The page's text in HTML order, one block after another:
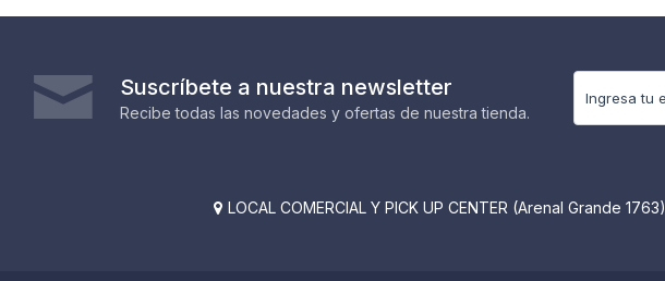
Suscríbete a nuestra newsletter
Recibe todas las novedades y ofertas de nuestra tienda.
 LOCAL COMERCIAL Y PICK UP CENTER (Arenal Grande 1763)